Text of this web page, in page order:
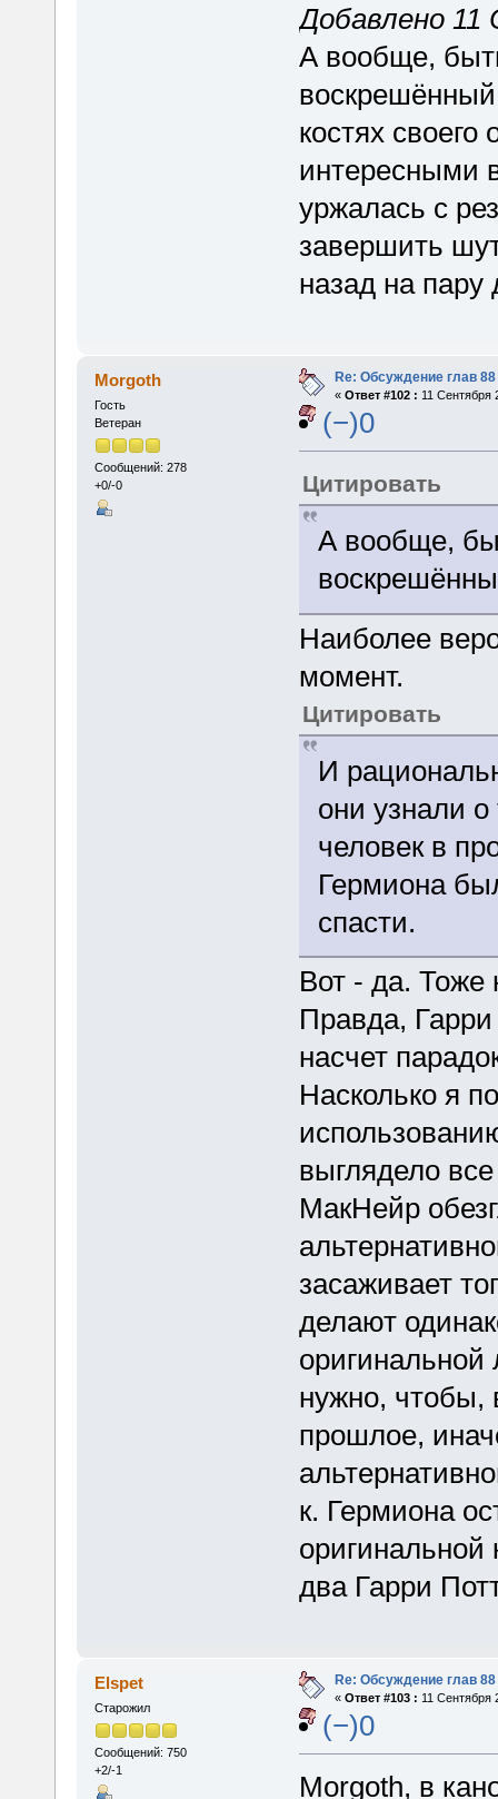
Добавлено 11
А вообще,
костях
интересными
уржалась с
завершить
назад на пару
Morgoth
Гость
Ветеран
Сообщений: 278
+0/-0
Re: Обсуждение глав 88
« Ответ #102 : 11 Сентября
(−)0
Цитировать
А вообще,
Наиболее
момент.
Цитировать
И
они узнали о
человек в
Гермиона
спасти.
Вот - да. Тоже
Правда,
насчет
Насколько я
выглядело
МакНейр
засаживает
делают
оригинальной
нужно, чтобы,
прошлое,
к. Гермиона
оригинальной
два Гарри
Elspet
Старожил
Сообщений: 750
+2/-1
Re: Обсуждение глав 88
« Ответ #103 : 11 Сентября
(−)0
Morgoth, в